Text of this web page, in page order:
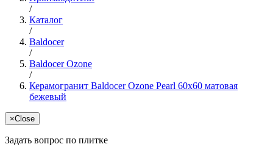
/
Каталог
/
Baldocer
/
Baldocer Ozone
/
Керамогранит Baldocer Ozone Pearl 60x60 матовая
бежевый
×Close
Задать вопрос по плитке